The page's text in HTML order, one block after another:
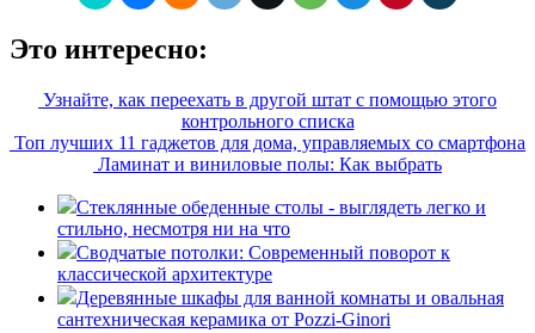
Это интересно:
Узнайте, как переехать в другой штат с помощью этого
контрольного списка
Топ лучших 11 гаджетов для дома, управляемых со смартфона
Ламинат и виниловые полы: Как выбрать
Стеклянные обеденные столы - выглядеть легко и
стильно, несмотря ни на что
Сводчатые потолки: Современный поворот к
классической архитектуре
Деревянные шкафы для ванной комнаты и овальная
сантехническая керамика от Pozzi-Ginori